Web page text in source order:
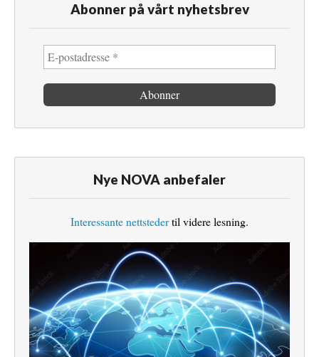
Abonner på vårt nyhetsbrev
Nye NOVA anbefaler
Interessante nettstedertil videre lesning.